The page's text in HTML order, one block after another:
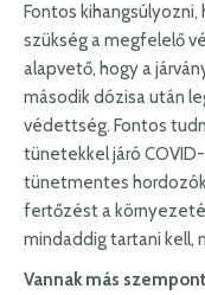
Fontos
szükség a megfelelő
alapvető, hogy a
második dózisa után
védettség. Fontos
tünetekkel járó
tünetmentes
fertőzést a
mindaddig tartani kell,
Vannak más